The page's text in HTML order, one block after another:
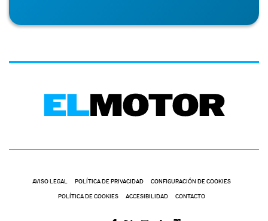
AVISO LEGAL POLÍTICA DE PRIVACIDAD CONFIGURACIÓN DE COOKIES
POLÍTICA DE COOKIES ACCESIBILIDAD CONTACTO